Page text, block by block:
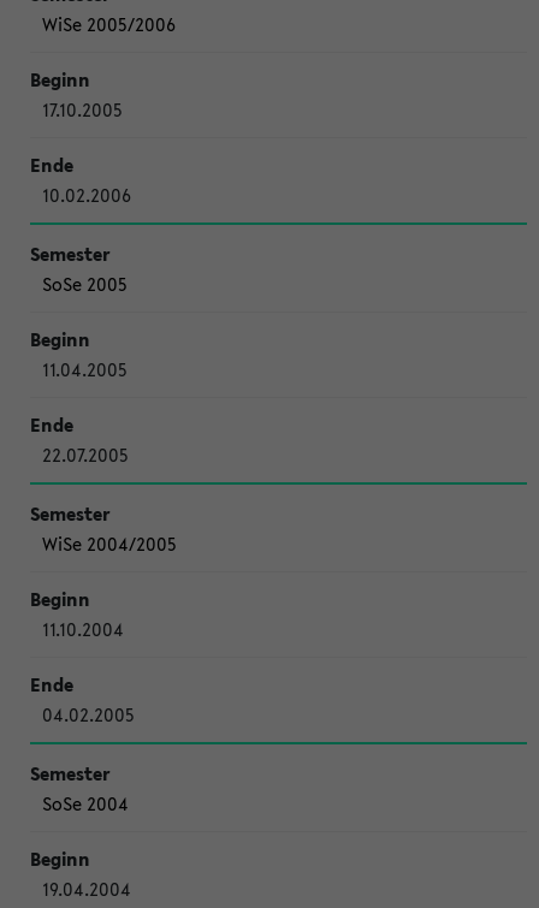
WiSe 2005/2006
17.10.2005
10.02.2006
SoSe 2005
11.04.2005
22.07.2005
WiSe 2004/2005
11.10.2004
04.02.2005
SoSe 2004
19.04.2004